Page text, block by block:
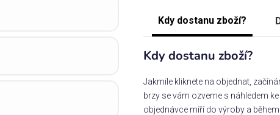
Kdy dostanu zboží?
Kdy dostanu zboží?
Jakmile kliknete na objednat,
brzy se vám ozveme s náhledem
objednávce míří do výroby a